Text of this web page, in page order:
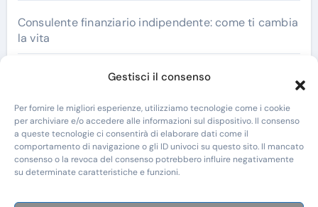
Gestisci il consenso
Per fornire le migliori esperienze, utilizziamo tecnologie come i cookie
per archiviare e/o accedere alle informazioni sul dispositivo. Il consenso
a queste tecnologie ci consentirà di elaborare dati come il
comportamento di navigazione o gli ID univoci su questo sito. Il mancato
consenso o la revoca del consenso potrebbero influire negativamente
su determinate caratteristiche e funzioni.
Consulente finanziario indipendente: come ti cambia
la vita
Termometri Bimetallici: La Soluzione Ideale per